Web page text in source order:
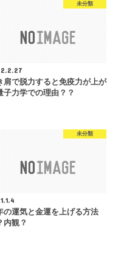
未分類
肩で脱力すると免疫力が上が
子力学での理由？？
未分類
の運気と金運を上げる方法
内観？